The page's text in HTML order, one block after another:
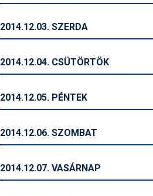
2014.12.03. SZERDA
2014.12.04. CSÜTÖRTÖK
2014.12.05. PÉNTEK
2014.12.06. SZOMBAT
2014.12.07. VASÁRNAP